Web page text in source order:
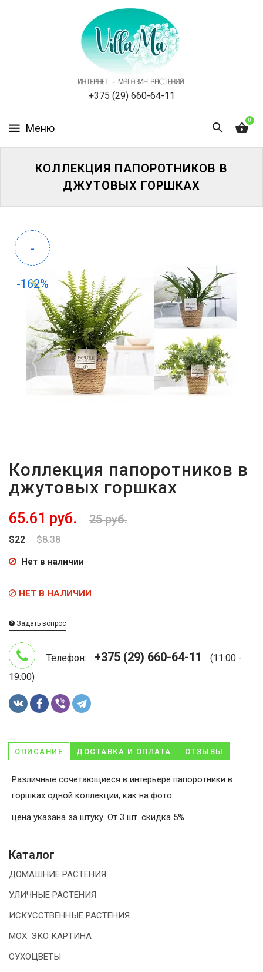
+375 (29) 660-64-11
0
НОВОСТИ,
АКЦИИ
ОТЗЫВЫ
ОДНОЛЕТНИЕ
2026!
ВОЙТИ
ЗАБЫЛИ
ПАРОЛЬ?
КОЛЛЕКЦИЯ ПАПОРОТНИКОВ В
ДЖУТОВЫХ ГОРШКАХ
-
-162%
Коллекция папоротников в
джутовых горшках
65.61 руб. 25 руб.
$22 $8.38
Нет в наличии
НЕТ В НАЛИЧИИ
Задать вопрос
Телефон: +375 (29) 660-64-11
(11:00 -
19:00)
ОПИСАНИЕ ДОСТАВКА И ОПЛАТА ОТЗЫВЫ
Различные сочетающиеся в интерьере папоротники в
горшках одной коллекции, как на фото.
цена указана за штуку. От 3 шт. скидка 5%
Каталог
ДОМАШНИЕ РАСТЕНИЯ
УЛИЧНЫЕ РАСТЕНИЯ
ИСКУССТВЕННЫЕ РАСТЕНИЯ
МОХ. ЭКО КАРТИНА
СУХОЦВЕТЫ